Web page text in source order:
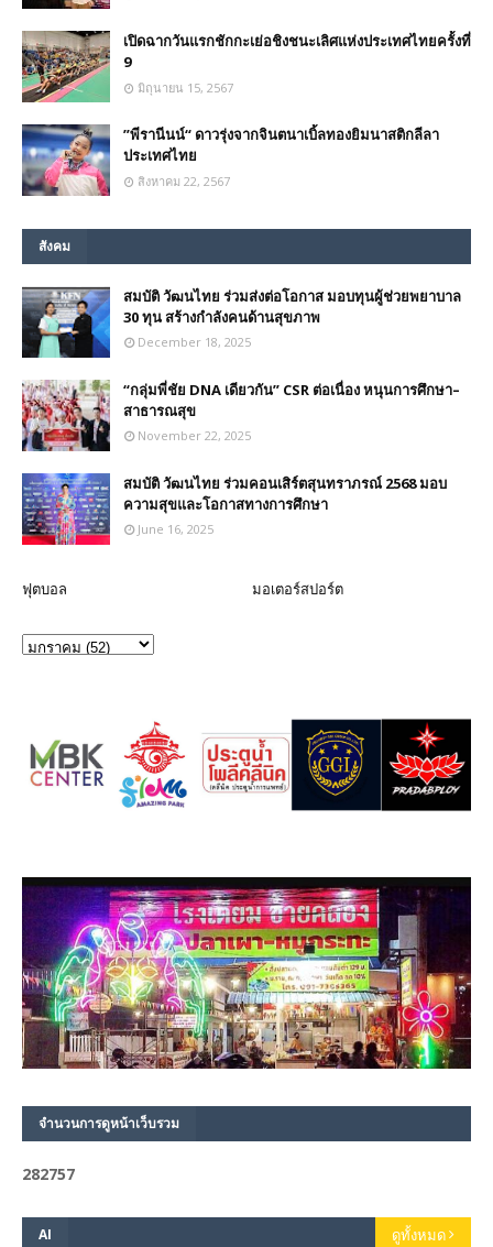
เปิดฉากวันแรกชักกะเย่อชิงชนะเลิศแห่งประเทศไทยครั้งที่
9
มิถุนายน 15, 2567
”พีรานีนน์“​ ดาวรุ่งจากจินตนาเบิ้ลทองยิมนาสติกลีลา
ประเทศไทย
สิงหาคม 22, 2567
สังคม
สมบัติ วัฒนไทย ร่วมส่งต่อโอกาส มอบทุนผู้ช่วยพยาบาล
30 ทุน สร้างกำลังคนด้านสุขภาพ
December 18, 2025
“กลุ่มพี่ชัย DNA เดียวกัน” CSR ต่อเนื่อง หนุนการศึกษา–
สาธารณสุข
November 22, 2025
สมบัติ วัฒนไทย ร่วมคอนเสิร์ตสุนทราภรณ์ 2568 มอบ
ความสุขและโอกาสทางการศึกษา
June 16, 2025
ฟุตบอล มอเตอร์สปอร์ต
จำนวนการดูหน้าเว็บรวม
282757
AI ดูทั้งหมด